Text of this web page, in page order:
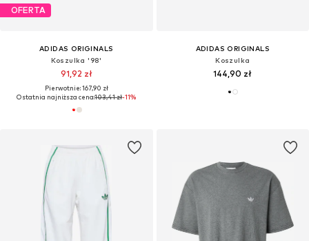
OFERTA
ADIDAS ORIGINALS
Koszulka '98'
91,92 zł
Pierwotnie: 167,90 zł
Ostatnia najniższa cena:103,41 zł-11%
ADIDAS ORIGINALS
Koszulka
144,90 zł